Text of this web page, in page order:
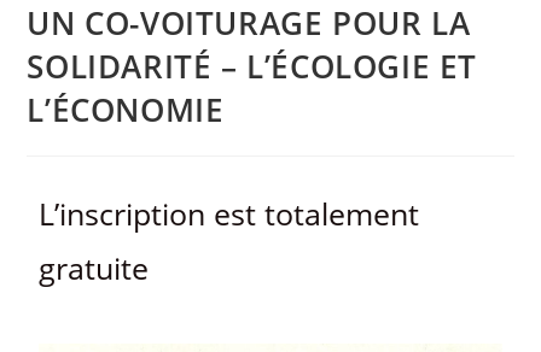
UN CO-VOITURAGE POUR LA
SOLIDARITÉ – L’ÉCOLOGIE ET
L’ÉCONOMIE
L’inscription est totalement
gratuite